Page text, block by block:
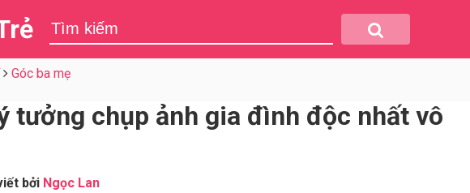
Góc ba mẹ
tưởng chụp ảnh gia đình độc nhất vô
bởi Ngọc Lan